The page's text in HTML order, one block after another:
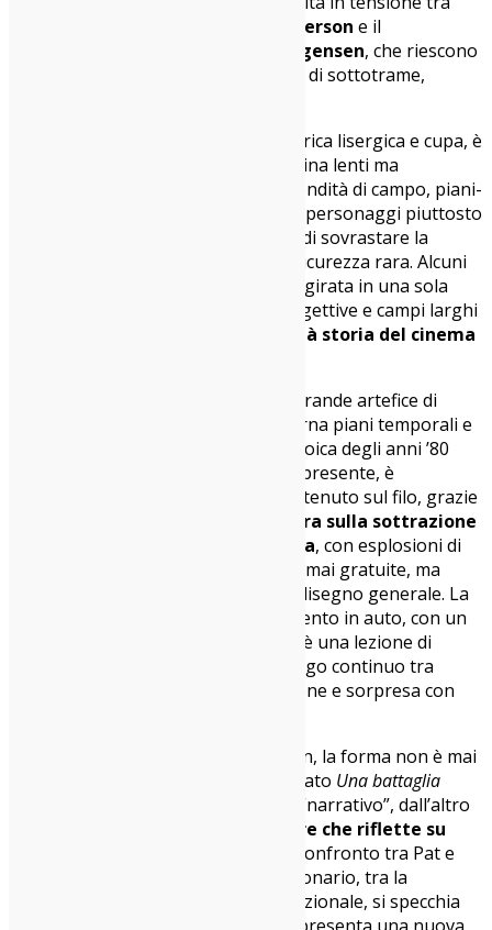
la regia impeccabile di Anderson e il
montaggio chirurgico di Andy Jurgensen, che riescono
a domare un materiale vasto, denso di sottotrame,
La prima ora, ambientata in un’America lisergica e cupa, è
puro Anderson: movimenti di macchina lenti ma
inesorabili, uso rigoroso della profondità di campo, piani-
sequenza che sembrano inseguire i personaggi piuttosto
che guidarli. La regia non cerca mai di sovrastare la
storia, ma la accompagna con una sicurezza rara. Alcuni
momenti – come la rapina in banca, girata in una sola
lunga inquadratura che alterna soggettive e campi larghi
sono già storia del cinema
Il montaggio di Jurgensen è l’altro grande artefice di
questo equilibrio. Il modo in cui alterna piani temporali e
toni, passando dalla tensione paranoica degli anni ’80
all’energia più intima e affettiva del presente, è
magistrale. Lo spettatore è sempre tenuto sul filo, grazie
una gestione del ritmo che lavora sulla sottrazione
e poi sull’accelerazione improvvisa, con esplosioni di
azione o pathos che non sembrano mai gratuite, ma
sempre perfettamente inserite nel disegno generale. La
lunga sequenza finale dell’inseguimento in auto, con un
uso vertiginoso dei dislivelli urbani, è una lezione di
suspense e messa in scena, un dialogo continuo tra
campo e fuoricampo che crea tensione e sorpresa con
Naturalmente, in un film di Anderson, la forma non è mai
disgiunta dal contenuto. E se da un lato Una battaglia
è forse il suo lavoro più “narrativo”, dall’altro
figlio di un autore che riflette su
. Il confronto tra Pat e
Lockjaw, tra anarchia e ordine reazionario, tra la
militanza cieca e la coercizione istituzionale, si specchia